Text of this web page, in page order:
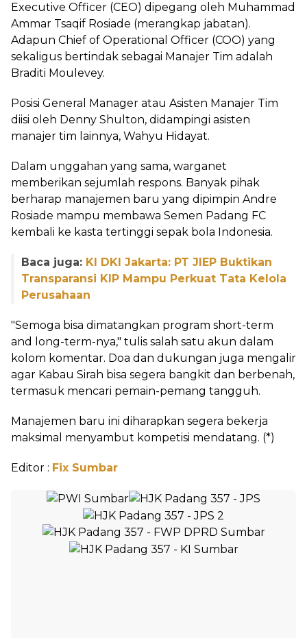
Executive Officer (CEO) dipegang oleh Muhammad
Ammar Tsaqif Rosiade (merangkap jabatan).
Adapun Chief of Operational Officer (COO) yang
sekaligus bertindak sebagai Manajer Tim adalah
Braditi Moulevey.
‎Posisi General Manager atau Asisten Manajer Tim
diisi oleh Denny Shulton, didampingi asisten
manajer tim lainnya, Wahyu Hidayat.
‎Dalam unggahan yang sama, warganet
memberikan sejumlah respons. Banyak pihak
berharap manajemen baru yang dipimpin Andre
Rosiade mampu membawa Semen Padang FC
kembali ke kasta tertinggi sepak bola Indonesia.
Baca juga: KI DKI Jakarta: PT JIEP Buktikan
Transparansi KIP Mampu Perkuat Tata Kelola
Perusahaan
‎"Semoga bisa dimatangkan program short-term
and long-term-nya," tulis salah satu akun dalam
kolom komentar. Doa dan dukungan juga mengalir
agar Kabau Sirah bisa segera bangkit dan berbenah,
termasuk mencari pemain-pemang tangguh.
‎Manajemen baru ini diharapkan segera bekerja
maksimal menyambut kompetisi mendatang. (*)
Editor : Fix Sumbar